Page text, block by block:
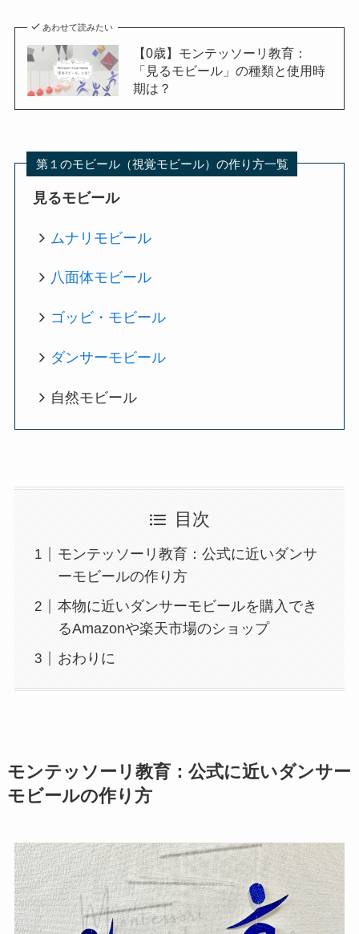
あわせて読みたい
【0歳】モンテッソーリ教育：
「見るモビール」の種類と使用時
期は？
第１のモビール（視覚モビール）の作り方一覧
見るモビール
ムナリモビール
八面体モビール
ゴッビ・モビール
ダンサーモビール
自然モビール
目次
モンテッソーリ教育：公式に近いダンサ
ーモビールの作り方
本物に近いダンサーモビールを購入でき
るAmazonや楽天市場のショップ
おわりに
モンテッソーリ教育：公式に近いダンサー
モビールの作り方